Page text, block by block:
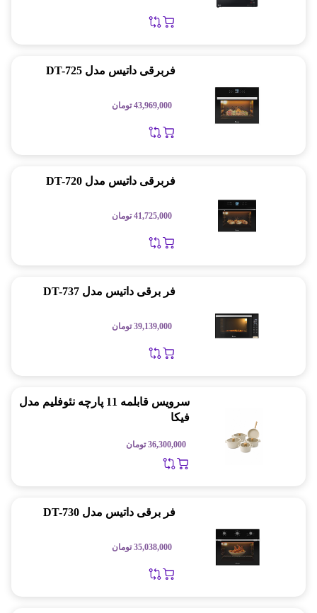
فربرقی داتیس مدل DT-725
43,969,000 تومان
فربرقی داتیس مدل DT-720
41,725,000 تومان
فر برقی داتیس مدل DT-737
39,139,000 تومان
سرویس قابلمه 11 پارچه نئوفلیم مدل
فیکا
36,300,000 تومان
فر برقی داتیس مدل DT-730
35,038,000 تومان